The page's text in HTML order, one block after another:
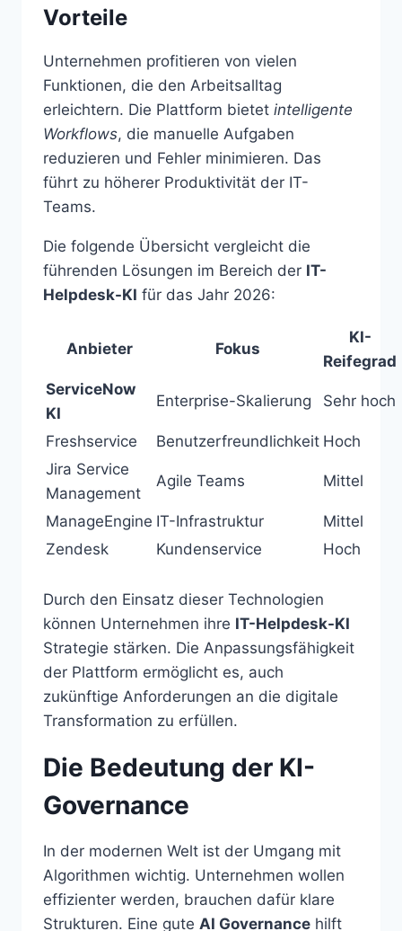
Vorteile
Unternehmen profitieren von vielen
Funktionen, die den Arbeitsalltag
erleichtern. Die Plattform bietet intelligente
Workflows, die manuelle Aufgaben
reduzieren und Fehler minimieren. Das
führt zu höherer Produktivität der IT-
Teams.
Die folgende Übersicht vergleicht die
führenden Lösungen im Bereich der IT-
Helpdesk-KI für das Jahr 2026:
Anbieter Fokus
KI-
Reifegrad
ServiceNow
KI
Enterprise-Skalierung Sehr hoch
Freshservice Benutzerfreundlichkeit Hoch
Jira Service
Management
Agile Teams Mittel
ManageEngine IT-Infrastruktur
Mittel
Zendesk
Kundenservice Hoch
Durch den Einsatz dieser Technologien
können Unternehmen ihre IT-Helpdesk-KI
Strategie stärken. Die Anpassungsfähigkeit
der Plattform ermöglicht es, auch
zukünftige Anforderungen an die digitale
Transformation zu erfüllen.
Die Bedeutung der KI-
Governance
In der modernen Welt ist der Umgang mit
Algorithmen wichtig. Unternehmen wollen
effizienter werden, brauchen dafür klare
Strukturen. Eine gute AI Governance hilft